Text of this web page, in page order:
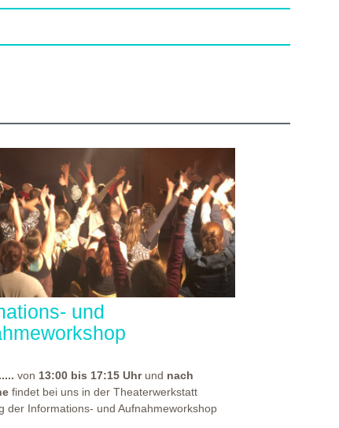
und
von 13:00 bis 17:15 Uhrund nach
findet bei uns in der Theaterwerkstatt
der Informations- und Aufnahmeworkshop